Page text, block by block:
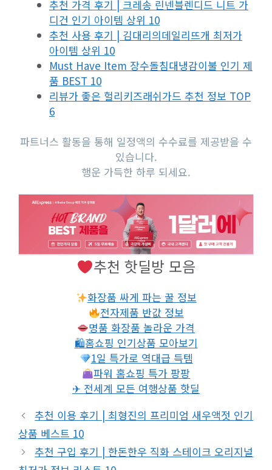
추천 가격 후기 | 크레송 린넨블렌디드 니트 가
디건 인기 아이템 상위 10
추천 사용 후기 | 김대리의데일리뜨개 최저가
아이템 상위 10
Must Have Item 장수돌침대냉감이불 인기 제
품 BEST 10
리뷰가 좋은 헐리키즈래쉬가드 추천 정보 TOP
6
파트너스 활동을 통해 일정액의 수수료를 제공받을 수
있습니다.
행운 가득한 하루 되세요.
추천 핫딜방 모음
화장품 싸게 파는 꿀 정보
전자제품 반값 정보
명품 화장품 놀라운 가격
🛍홈쇼핑 인기상품 모아보기
1일 특가로 역대급 득템
파워 홈쇼핑 특가 팡팡
✈ 전세계 모든 여행상품 핫딜
추천 이용 후기 | 최형진의 프리미엄 새우액젓 인기
상품 베스트 10
추천 구입 후기 | 한돈한우 직화 스테이크 오리지널